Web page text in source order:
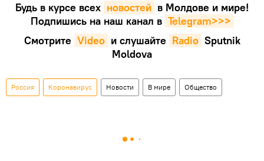
Будь в курсе всех новостей в Молдове и мире!
Подпишись на наш канал в Telegram>>>
Смотрите Video и слушайте Radio Sputnik
Moldova
Россия Коронавирус Новости В мире Общество